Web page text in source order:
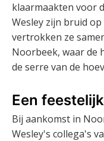
klaarmaakten voor
Wesley zijn bruid
vertrokken ze
Noorbeek, waar de
de serre van de
Een
Bij aankomst in
Wesley's collega's